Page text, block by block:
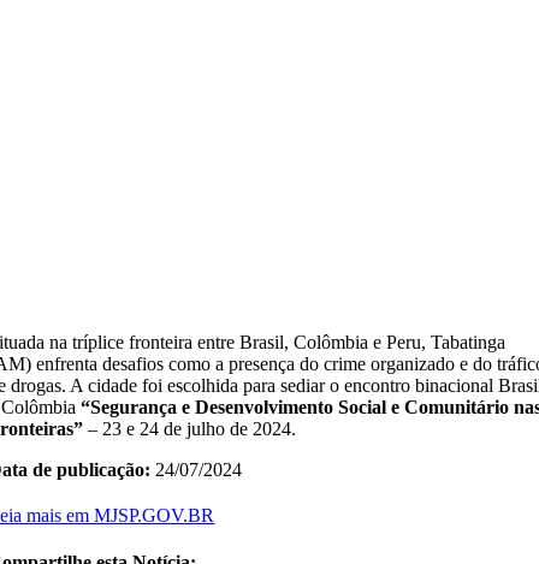
ituada na tríplice fronteira entre Brasil, Colômbia e Peru, Tabatinga
enfrenta desafios como a presença do crime organizado e do
drogas. A cidade foi escolhida para sediar o encontro binacional
Colômbia“Segurança e Desenvolvimento Social e Comunitário
– 23 e 24 de julho de 2024.
de publicação: 24/07/2024
mais em MJSP.GOV.BR